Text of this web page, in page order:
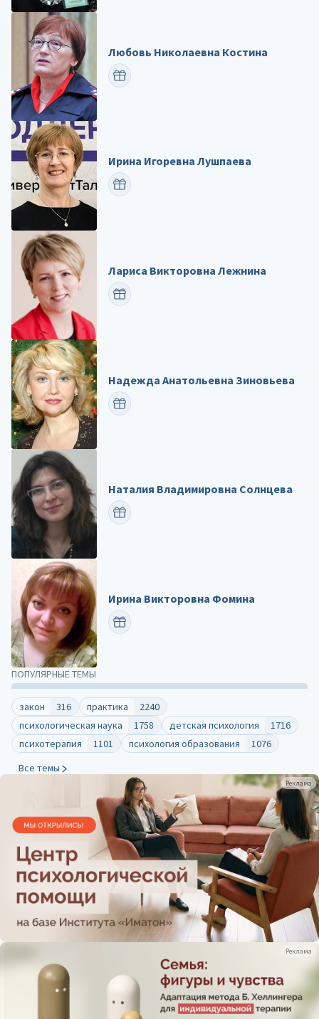
Реклама
Реклама
ПОПУЛЯРНЫЕ ТЕМЫ
закон 316 практика
2240
психологическая наука
1758 детская психология
1716
психотерапия
1101 психология образования
1076
Все темы
Любовь Николаевна Костина
ПОЗДРАВИТЬ
Ирина Игоревна Лушпаева
ПОЗДРАВИТЬ
Лариса Викторовна Лежнина
ПОЗДРАВИТЬ
Надежда Анатольевна Зиновьева
ПОЗДРАВИТЬ
Наталия Владимировна Солнцева
ПОЗДРАВИТЬ
Ирина Викторовна Фомина
ПОЗДРАВИТЬ